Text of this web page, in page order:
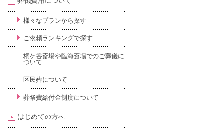
様々なプランから探す
ご依頼ランキングで探す
桐ケ谷斎場や臨海斎場でのご葬儀に
ついて
区民葬について
葬祭費給付金制度について
はじめての方へ